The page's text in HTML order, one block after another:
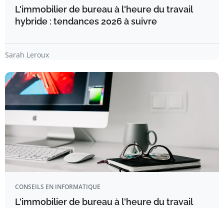
L'immobilier de bureau à l'heure du travail
hybride : tendances 2026 à suivre
Sarah Leroux
CONSEILS EN INFORMATIQUE
L'immobilier de bureau à l'heure du travail